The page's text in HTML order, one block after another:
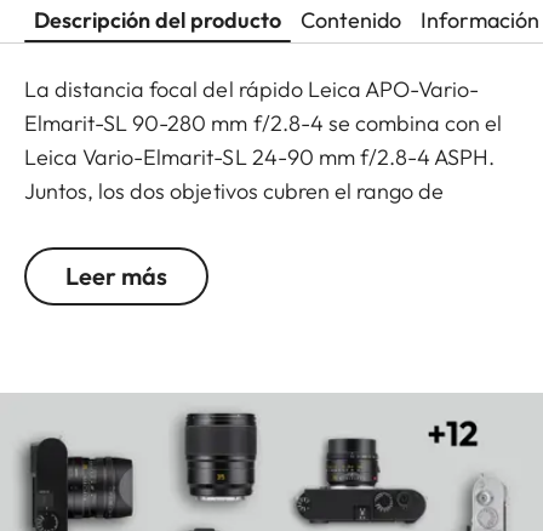
Descripción del producto Contenido
La distancia focal del rápido Leica APO-Vario-
Elmarit-SL 90-280 mm f/2.8-4 se combina con el
Leica Vario-Elmarit-SL 24-90 mm f/2.8-4 ASPH.
Juntos, los dos objetivos cubren el rango de
(el Leica Vario-Elmarit-SL 1:2.8-4/24-90 mm
ASPH. no viene incluido).
un autofocus lo más rápido posible para todos los
sistemas de cámara profesionales. El sistema de
estabilización de imagen óptico compensa hasta
3,5 puntos la vibración de la cámara.
Leer más